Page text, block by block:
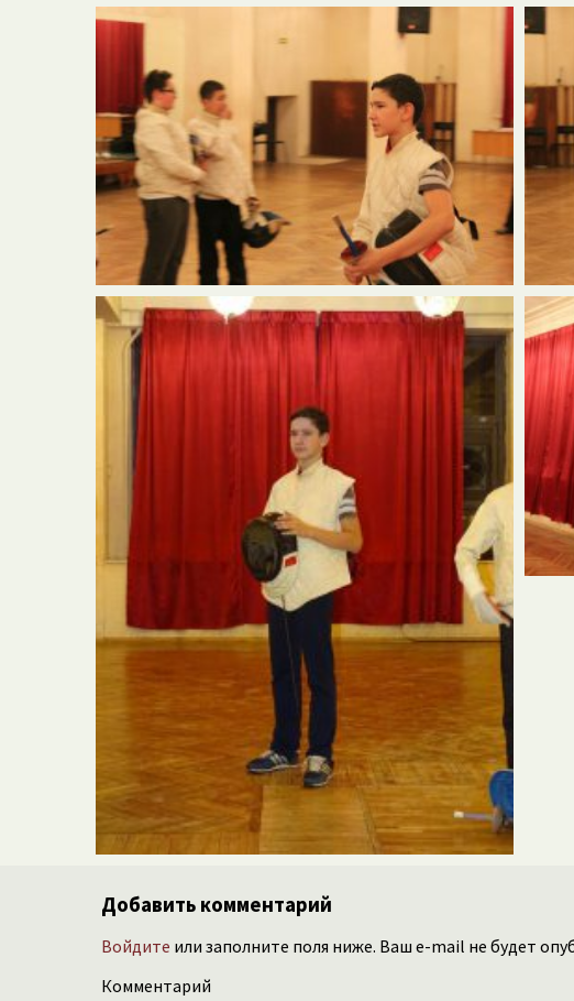
Добавить комментарий
Войдите или заполните поля ниже. Ваш e-mail не будет
Комментарий